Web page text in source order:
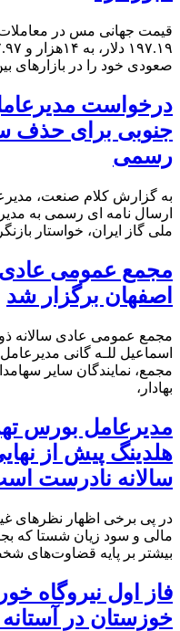
صعودی خود را در بازارهای
درخواست
جنوبی برای حذف
رسمی
به گزارش کلام صنعت،
ارسال نامه ای رسمی به
ملی گاز ایران، خواستار
مجمع عمومی عادی
اصفهان برگزار شد
مجمع عمومی عادی سالانه
اسماعیل للـه گانی
مجمع، نمایندگان سایر
بهادار،
مدیرعامل بورس
هلدینگ پیش از
سالانه نادرست
در پی برخی اظهار نظرهای
مالی و سود زیان شستا که
بیشتر بر پایه قضاوت‌‌های
فاز اول نیروگاه
خوزستان در